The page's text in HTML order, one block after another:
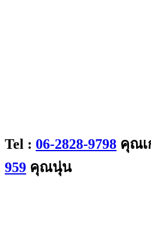
Tel : 06-2828-9798 คุณเ
959 คุณนุ่น